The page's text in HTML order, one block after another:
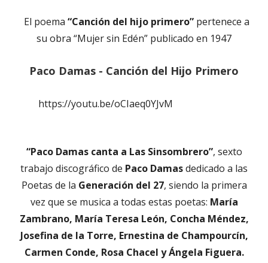
El poema “Canción del hijo primero”pertenece a
su obra “Mujer sin Edén” publicado en 1947
Paco Damas - Canción del Hijo Primero
https://youtu.be/oCIaeq0YJvM
“Paco Damas canta a Las Sinsombrero”, sexto
trabajo discográfico de Paco Damasdedicado a las
Poetas de la Generación del 27, siendo la primera
vez que se musica a todas estas poetas: María
Zambrano, María Teresa León, Concha Méndez,
Josefina de la Torre, Ernestina de Champourcín,
Carmen Conde, Rosa Chacel y Ángela Figuera.